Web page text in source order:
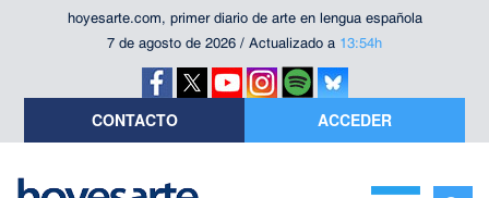
hoyesarte.com, primer diario de arte en lengua española
7 de agosto de 2026 / Actualizado a 13:54h
CONTACTO ACCEDER